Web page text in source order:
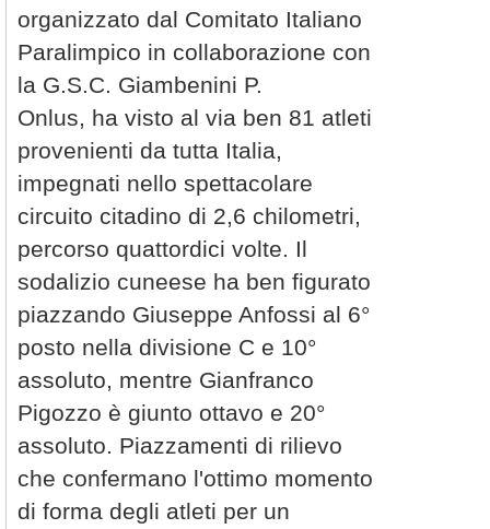
organizzato dal Comitato Italiano
Paralimpico in collaborazione con
la G.S.C. Giambenini P.
Onlus, ha visto al via ben 81 atleti
provenienti da tutta Italia,
impegnati nello spettacolare
circuito citadino di 2,6 chilometri,
percorso quattordici volte. Il
sodalizio cuneese ha ben figurato
piazzando Giuseppe Anfossi al 6°
posto nella divisione C e 10°
assoluto, mentre Gianfranco
Pigozzo è giunto ottavo e 20°
assoluto. Piazzamenti di rilievo
che confermano l'ottimo momento
di forma degli atleti per un